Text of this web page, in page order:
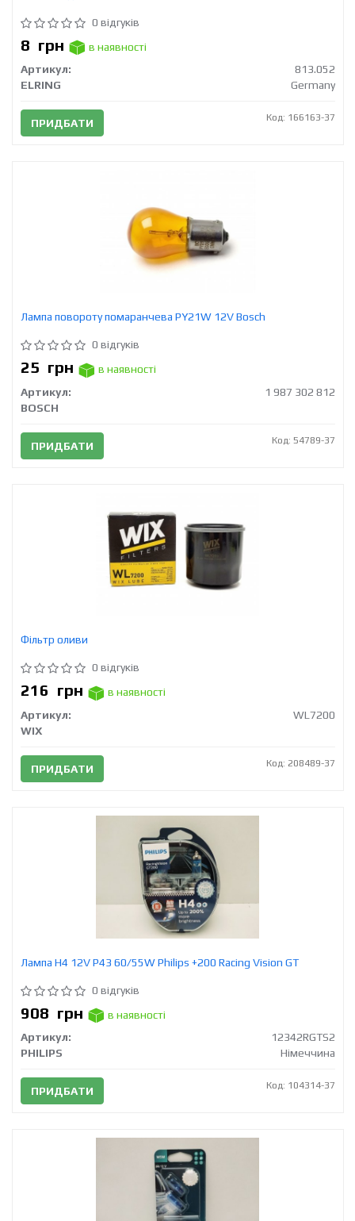
0 відгуків
8 грн
в наявності
Артикул:
813.052
ELRING
Germany
ПРИДБАТИ Код: 166163-37
Лампа повороту помаранчева PY21W 12V Bosch
0 відгуків
25 грн
в наявності
Артикул:
1 987 302 812
BOSCH
ПРИДБАТИ Код: 54789-37
Фільтр оливи
0 відгуків
216 грн
в наявності
Артикул:
WL7200
WIX
ПРИДБАТИ Код: 208489-37
Лампа H4 12V Р43 60/55W Philips +200 Racing Vision GT
0 відгуків
908 грн
в наявності
Артикул:
12342RGTS2
PHILIPS
Німеччина
ПРИДБАТИ Код: 104314-37